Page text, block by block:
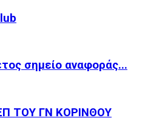
σημείο αναφοράς...
ΤΟΥ ΓΝ ΚΟΡΙΝΘΟΥ